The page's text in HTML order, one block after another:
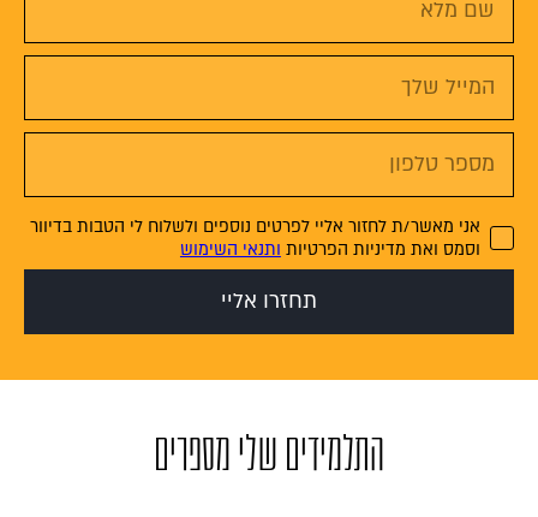
אני מאשר/ת לחזור אליי לפרטים נוספים ולשלוח לי הטבות בדיוור
וסמס ואת מדיניות הפרטיות ותנאי השימוש
תחזרו אליי
התלמידים שלי מספרים